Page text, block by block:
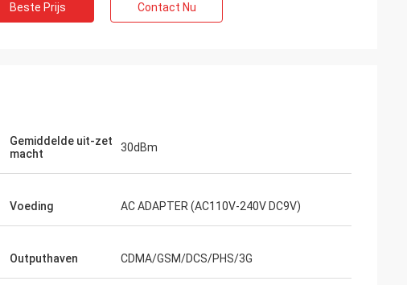
Beste Prijs Contact Nu
Gemiddelde uit-zet
macht
30dBm
Voeding AC ADAPTER (AC110V-240V DC9V)
Outputhaven CDMA/GSM/DCS/PHS/3G